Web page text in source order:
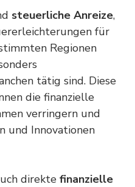
steuerliche Anreize,
für
Regionen
tätig sind. Diese
die finanzielle
verringern und
und Innovationen
direkte finanzielle